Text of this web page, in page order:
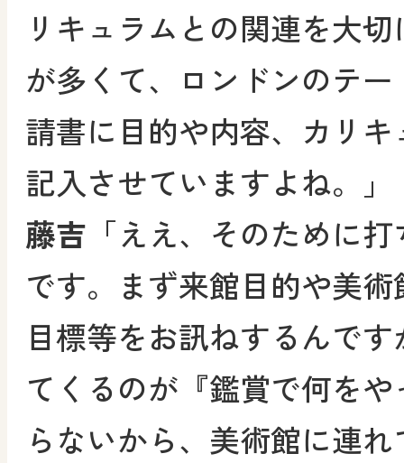
リキュラムとの関連を大
が多くて、ロンドンのテ
請書に目的や内容、カリ
記入させていますよね。」
藤吉 「ええ、そのために
です。まず来館目的や美
目標等をお訊ねするんで
てくるのが『鑑賞で何を
らないから、美術館に連